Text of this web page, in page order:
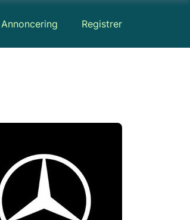
Annoncering Registrer